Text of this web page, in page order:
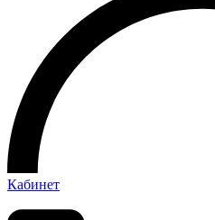
Кабинет